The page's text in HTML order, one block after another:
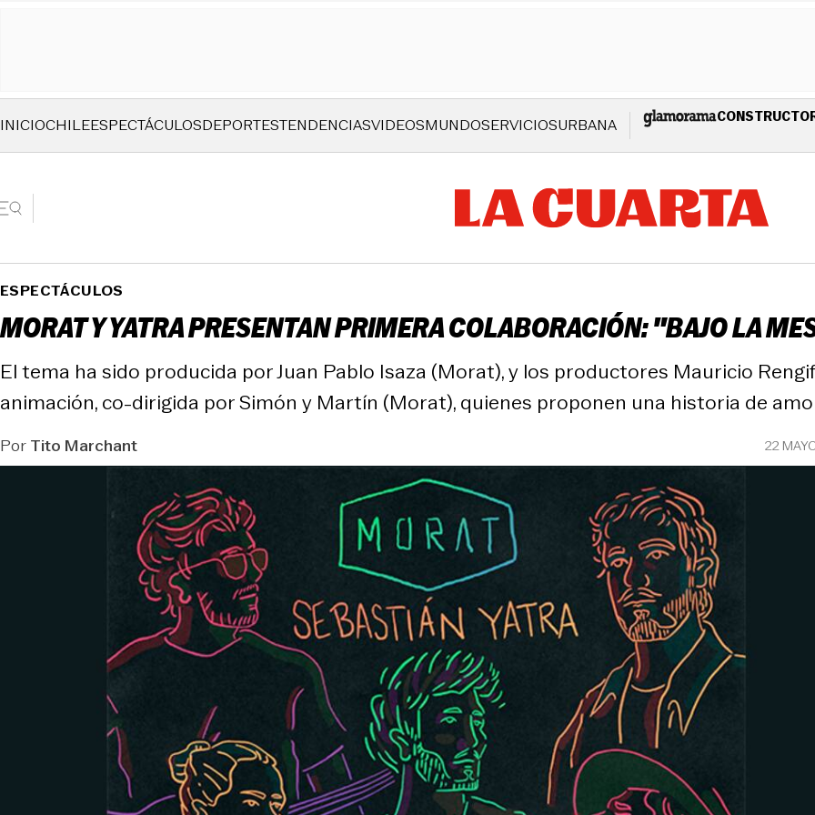
INICIOCHILEESPECTÁCULOSDEPORTESTENDENCIASVIDEOSMUNDOSERVICIOSURBANA
ESPECTÁCULOS
MORAT Y YATRA PRESENTAN PRIMERA COLABORACIÓN: "BAJO LA
El tema ha sido producida por Juan Pablo Isaza (Morat), y los productores Mauricio
animación, co-dirigida por Simón y Martín (Morat), quienes proponen una historia de
PorTito Marchant 22